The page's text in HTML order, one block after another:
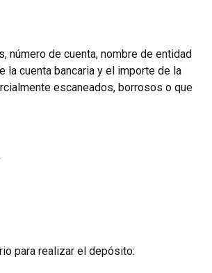
número de cuenta, nombre de entidad
la cuenta bancaria y el importe de la
escaneados, borrosos o que
para realizar el depósito: